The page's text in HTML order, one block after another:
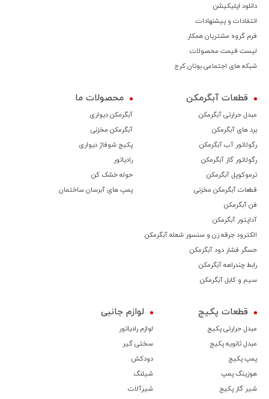
دانلود اپلیکیشن
انتقادات و پیشنهادات
فرم گروه مشتریان همکار
لیست قیمت محصولات
شبکه های اجتماعی بوتان کرج
قطعات آبگرمکن
مبدل حرارتی آبگرمکن
برد های آبگرمکن
رگولاتور آب آبگرمکن
رگولاتور گاز آبگرمکن
ترموكوپل آبگرمکن
قطعات آبگرمکن مخزنی
فن آبگرمکن
آداپتور آبگرمکن
الکترود جرقه زن و سنسور شعله آبگرمکن
حسگر فشار دود آبگرمکن
رابط چندراهه آبگرمکن
سیم و کابل آبگرمکن
محصولات ما
آبگرمکن دیواری
آبگرمکن مخزنی
پکیج شوفاژ دیواری
رادیاتور
حوله خشک کن
پمپ های آبرسان ساختمان
قطعات پکیج
مبدل حرارتی پکیج
مبدل ثانویه پکیج
پمپ پکیج
هوزینگ پمپ
شیر گاز پکیج
لوازم جانبی
لوازم رادیاتور
سختی گیر
دودکش
شیلنگ
شیرآلات